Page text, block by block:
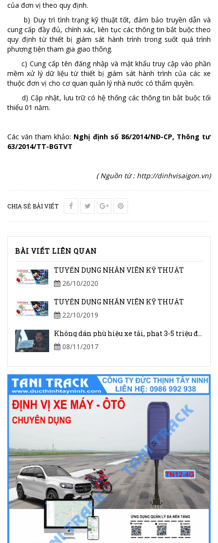
của đơn vị theo quy định.
b) Duy trì tình trạng kỹ thuật tốt, đảm bảo truyền dẫn và
cung cấp đầy đủ, chính xác, liên tục các thông tin bắt buộc theo
quy định từ thiết bị giám sát hành trình trong suốt quá trình
phương tiện tham gia giao thông.
c) Cung cấp tên đăng nhập và mật khẩu truy cập vào phần
mềm xử lý dữ liệu từ thiết bị giám sát hành trình của các xe
thuộc đơn vị cho cơ quan quản lý nhà nước có thẩm quyền.
d) Cập nhật, lưu trữ có hệ thống các thông tin bắt buộc tối
thiểu 01 năm.
Các văn tham khảo: Nghị định số 86/2014/NĐ-CP, Thông tư
63/2014/TT-BGTVT
( Nguồn từ : http://dinhvisaigon.vn)
CHIA SẺ BÀI VIẾT
BÀI VIẾT LIÊN QUAN
TUYỂN DỤNG NHÂN VIÊN KỸ THUẬT
26/10/2020
TUYỂN DỤNG NHÂN VIÊN KỸ THUẬT
22/10/2019
Không dán phù hiệu xe tải, phạt 3-5 triệu đồng từ 1/7
08/11/2017